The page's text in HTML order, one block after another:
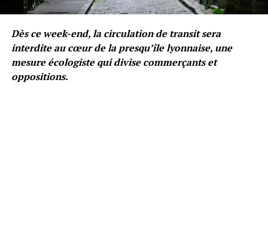
Dès ce week-end, la circulation de transit sera
interdite au cœur de la presqu’île lyonnaise, une
mesure écologiste qui divise commerçants et
oppositions.